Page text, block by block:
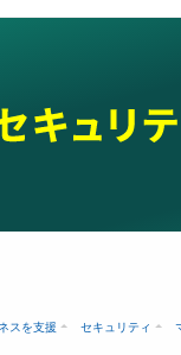
スを支援 セキュリティ